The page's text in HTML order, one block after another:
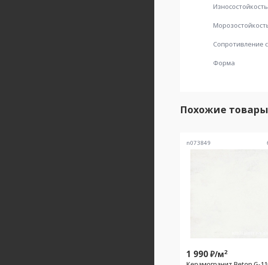
Износостойкость
Сопротивление
Форма
Похожие товары
n073849
1 990₽/м2